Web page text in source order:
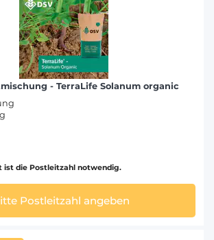
- TerraLife Solanum organic
ist die Postleitzahl notwendig.
Postleitzahl angeben